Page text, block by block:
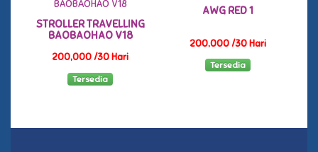
STROLLER TRAVELLING
BAOBAOHAO V18
200,000 /30 Hari
Tersedia
AWG RED 1
200,000 /30 Hari
Tersedia